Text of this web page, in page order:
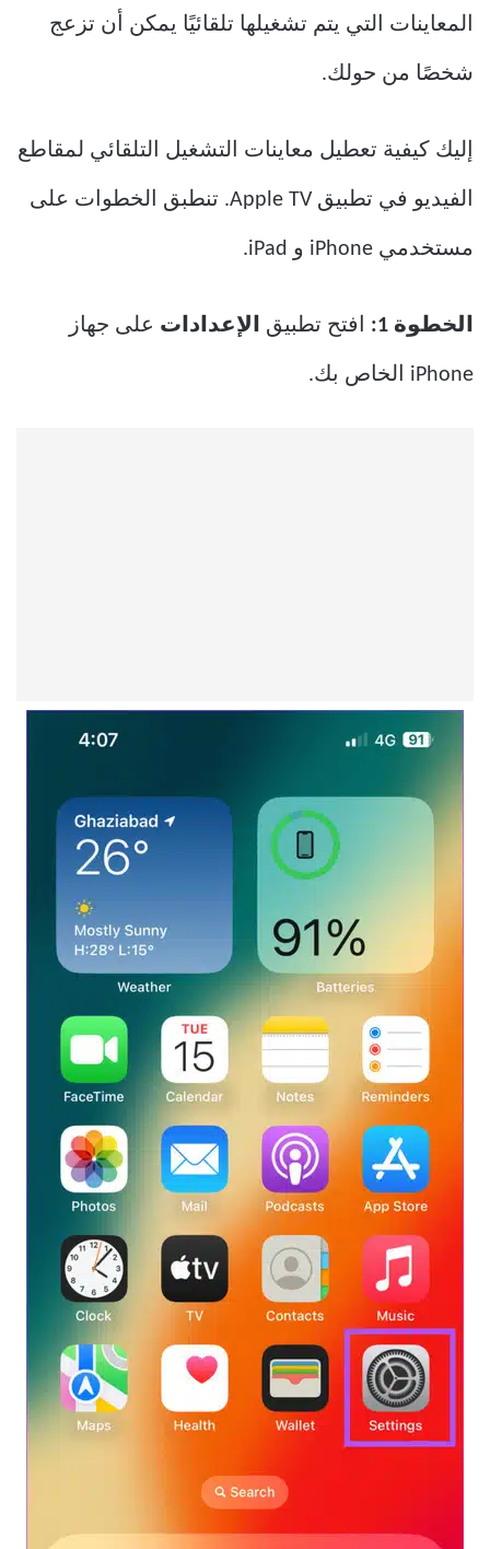
المعاينات التي يتم تشغيلها تلقائيًا يمكن أن تزعج
شخصًا من حولك.
إليك كيفية تعطيل معاينات التشغيل التلقائي لمقاطع
الفيديو في تطبيق Apple TV. تنطبق الخطوات على
مستخدمي iPhone و iPad.
الخطوة 1: افتح تطبيق الإعدادات على جهاز
iPhone الخاص بك.